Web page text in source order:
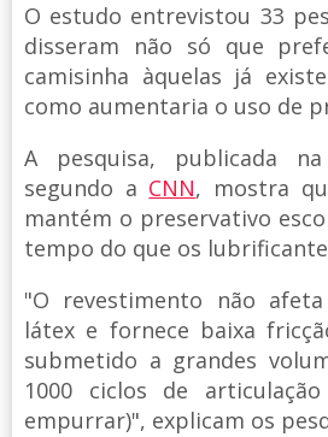
O estudo entrevistou 33
disseram não só que
camisinha àquelas já
como aumentaria o uso de
A pesquisa, publicada
segundo a CNN, mostra
mantém o preservativo
tempo do que os
"O revestimento não
látex e fornece baixa
submetido a grandes
1000 ciclos de
empurrar)", explicam os